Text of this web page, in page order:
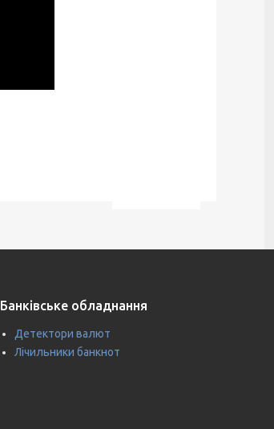
Банківське обладнання
Детектори валют
Лічильники банкнот